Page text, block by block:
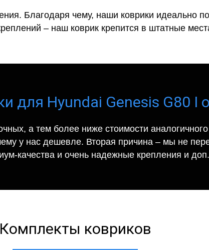
Благодаря чему, наши коврики идеально
– наш коврик крепится в штатные
для Hyundai Genesis G80 I
а тем более ниже стоимости
у нас дешевле. Вторая причина – мы не
качества и очень надежные крепления и
Комплекты ковриков